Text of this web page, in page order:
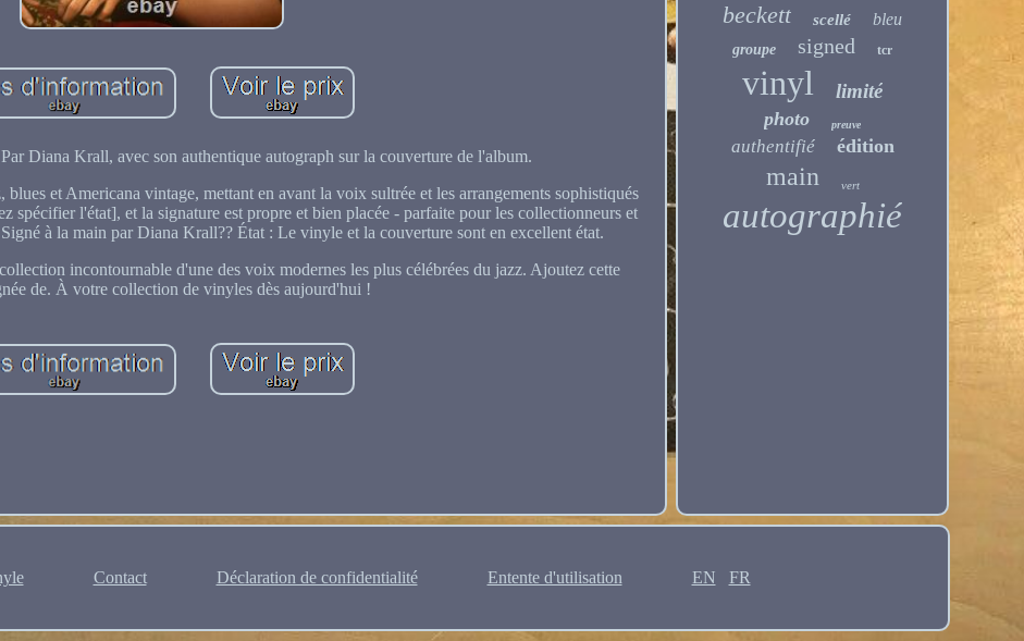
Diana Krall, avec son authentique autograph sur la couverture de l'album.
et Americana vintage, mettant en avant la voix sultrée et les arrangements sophistiqués
spécifier l'état], et la signature est propre et bien placée - parfaite pour les collectionneurs et
à la main par Diana Krall?? État : Le vinyle et la couverture sont en excellent état.
incontournable d'une des voix modernes les plus célébrées du jazz. Ajoutez cette
de. À votre collection de vinyles dès aujourd'hui !
beckett scellé bleu
groupe signed tcr
vinyl limité
photo preuve
authentifié édition
main vert
autographié
Contact Déclaration de confidentialité Entente d'utilisation EN FR